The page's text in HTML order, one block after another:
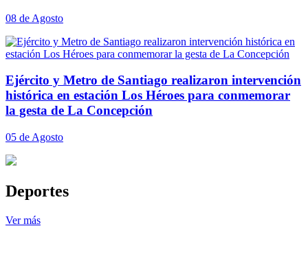
08 de Agosto
Ejército y Metro de Santiago realizaron intervención
histórica en estación Los Héroes para conmemorar
la gesta de La Concepción
05 de Agosto
Deportes
Ver más